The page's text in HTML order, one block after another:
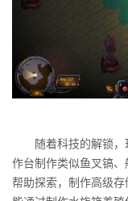
随着科技的解锁
作台制作类似鱼叉镐
帮助探索，制作高级